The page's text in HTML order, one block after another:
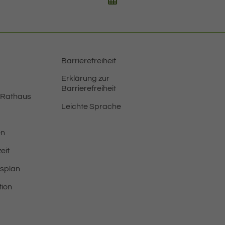
Barrierefreiheit
Erklärung zur
Barrierefreiheit
Leichte Sprache